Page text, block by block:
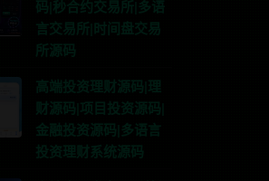
码|秒合约交易所|多语
言交易所|时间盘交易
所源码
高端投资理财源码|理
财源码|项目投资源码|
金融投资源码|多语言
投资理财系统源码